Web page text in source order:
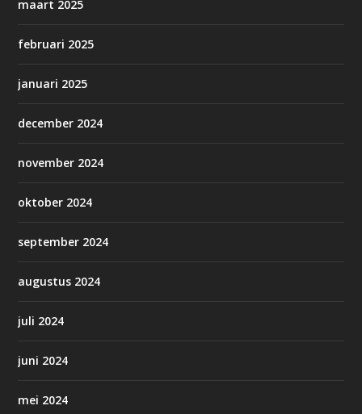
maart 2025
februari 2025
januari 2025
december 2024
november 2024
oktober 2024
september 2024
augustus 2024
juli 2024
juni 2024
mei 2024